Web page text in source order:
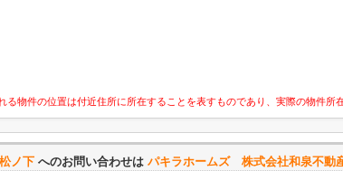
る物件の位置は付近住所に所在することを表すものであり、実際の物件所
ノ下 へのお問い合わせは パキラホームズ 株式会社和泉不動